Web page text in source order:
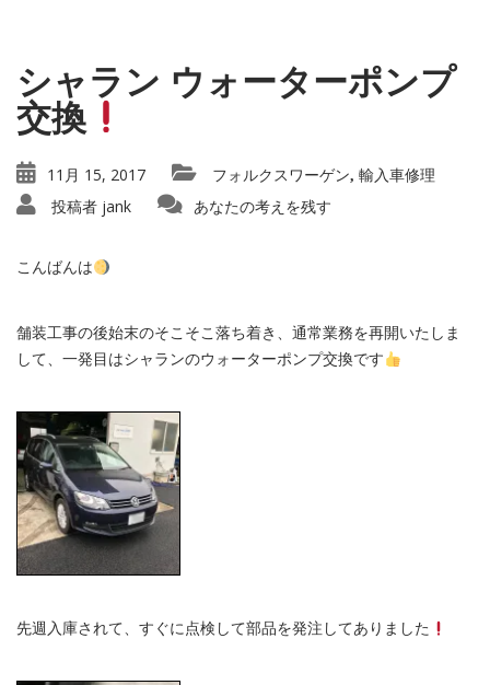
シャラン ウォーターポンプ
交換
11月 15, 2017 フォルクスワーゲン, 輸入車修理
投稿者 jank あなたの考えを残す
こんばんは
舗装工事の後始末のそこそこ落ち着き、通常業務を再開いたしま
して、一発目はシャランのウォーターポンプ交換です
先週入庫されて、すぐに点検して部品を発注してありました